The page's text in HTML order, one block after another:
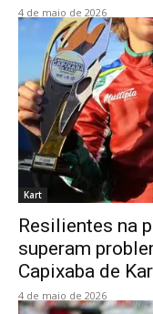
4 de maio de 2026
Kart
Resilientes na
superam
Capixaba de
4 de maio de 2026